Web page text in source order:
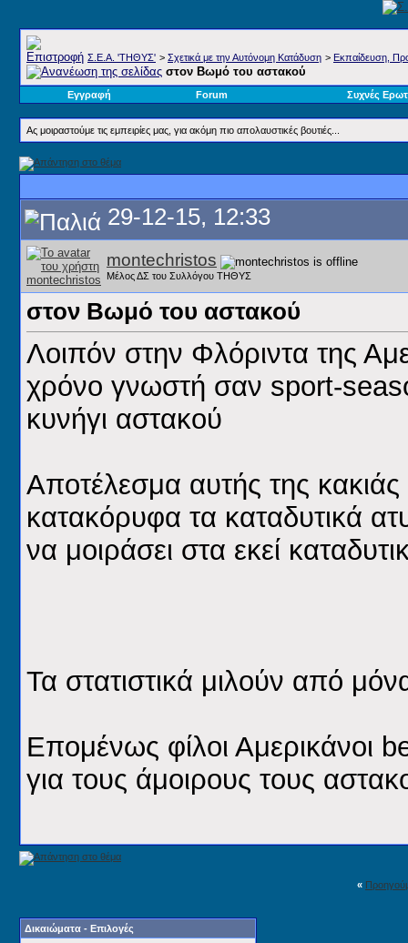
Σ.E.A. 'ΤΗΘΥΣ' > Σχετικά με την Αυτόνομη Κατάδυση > Εκπαίδευση,
στον Βωμό του αστακού
Εγγραφή Forum Συχνές
Ας μοιραστούμε τις εμπειρίες μας, για ακόμη πιο απολαυστικές βουτιές...
29-12-15, 12:33
montechristos
Μέλος ΔΣ του Συλλόγου ΤΗΘΥΣ
στον Βωμό του αστακού
Λοιπόν στην Φλόριντα της
χρόνο γνωστή σαν sport-
κυνήγι αστακού
Αποτέλεσμα αυτής της κακιάς
κατακόρυφα τα καταδυτικά
να μοιράσει στα εκεί
Τα στατιστικά μιλούν από
Επομένως φίλοι Αμερικάνοι
για τους άμοιρους τους
«
Δικαιώματα - Επιλογές